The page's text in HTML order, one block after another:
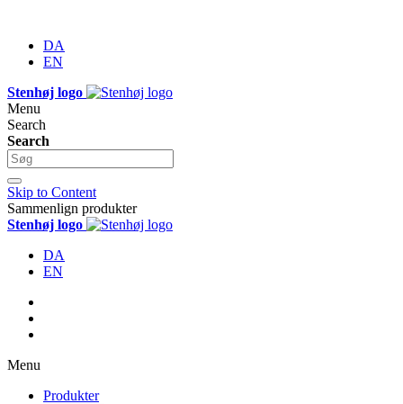
DA
EN
Stenhøj logo
Menu
Search
Search
Skip to Content
Sammenlign produkter
Stenhøj logo
DA
EN
Menu
Produkter